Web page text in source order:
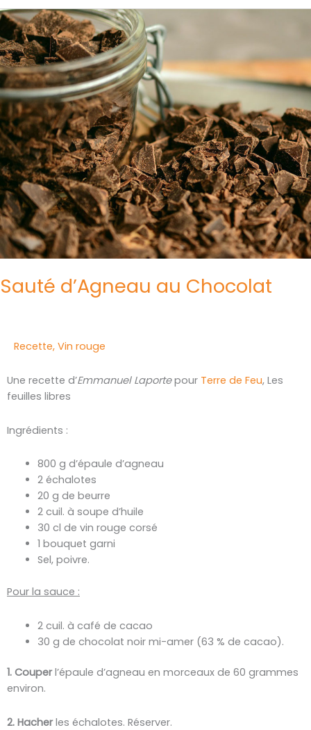
Sauté d’Agneau au Chocolat
Recette, Vin rouge
Une recette d’Emmanuel Laportepour Terre de Feu, Les
feuilles libres
Ingrédients :
800 g d’épaule d’agneau
2 échalotes
20 g de beurre
2 cuil. à soupe d’huile
30 cl de vin rouge corsé
1 bouquet garni
Sel, poivre.
Pour la sauce :
2 cuil. à café de cacao
30 g de chocolat noir mi-amer (63 % de cacao).
1. Couperl’épaule d’agneau en morceaux de 60 grammes
environ.
2. Hacherles échalotes. Réserver.
Sauté
d’Agneau
au
Chocolat